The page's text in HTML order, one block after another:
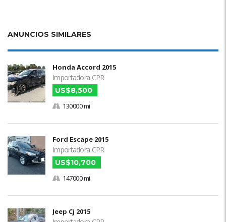
ANUNCIOS SIMILARES
Honda Accord 2015
Importadora CPR
US$8,500
130000 mi
Ford Escape 2015
Importadora CPR
US$10,700
147000 mi
Jeep Cj 2015